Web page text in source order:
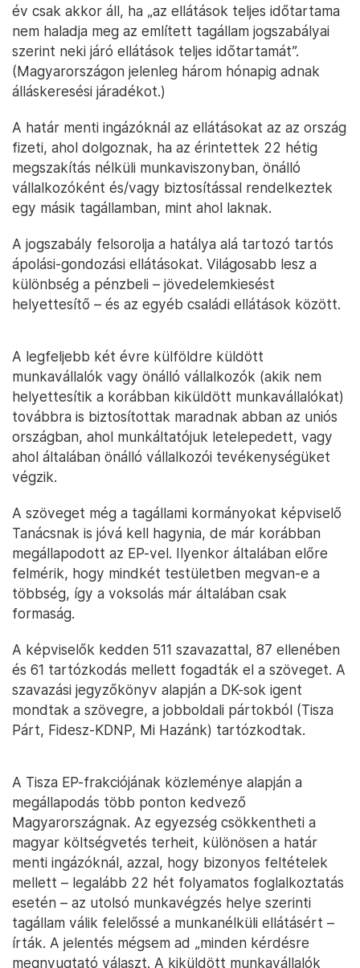
év csak akkor áll, ha „az ellátások teljes időtartama
nem haladja meg az említett tagállam jogszabályai
szerint neki járó ellátások teljes időtartamát”.
(Magyarországon jelenleg három hónapig adnak
álláskeresési járadékot.)
A határ menti ingázóknál az ellátásokat az az ország
fizeti, ahol dolgoznak, ha az érintettek 22 hétig
megszakítás nélküli munkaviszonyban, önálló
vállalkozóként és/vagy biztosítással rendelkeztek
egy másik tagállamban, mint ahol laknak.
A jogszabály felsorolja a hatálya alá tartozó tartós
ápolási-gondozási ellátásokat. Világosabb lesz a
különbség a pénzbeli – jövedelemkiesést
helyettesítő – és az egyéb családi ellátások között.
A legfeljebb két évre külföldre küldött
munkavállalók vagy önálló vállalkozók (akik nem
helyettesítik a korábban kiküldött munkavállalókat)
továbbra is biztosítottak maradnak abban az uniós
országban, ahol munkáltatójuk letelepedett, vagy
ahol általában önálló vállalkozói tevékenységüket
végzik.
A szöveget még a tagállami kormányokat képviselő
Tanácsnak is jóvá kell hagynia, de már korábban
megállapodott az EP-vel. Ilyenkor általában előre
felmérik, hogy mindkét testületben megvan-e a
többség, így a voksolás már általában csak
formaság.
A képviselők kedden 511 szavazattal, 87 ellenében
és 61 tartózkodás mellett fogadták el a szöveget. A
szavazási jegyzőkönyv alapján a DK-sok igent
mondtak a szövegre, a jobboldali pártokból (Tisza
Párt, Fidesz-KDNP, Mi Hazánk) tartózkodtak.
A Tisza EP-frakciójának közleménye alapján a
megállapodás több ponton kedvező
Magyarországnak. Az egyezség csökkentheti a
magyar költségvetés terheit, különösen a határ
menti ingázóknál, azzal, hogy bizonyos feltételek
mellett – legalább 22 hét folyamatos foglalkoztatás
esetén – az utolsó munkavégzés helye szerinti
tagállam válik felelőssé a munkanélküli ellátásért –
írták. A jelentés mégsem ad „minden kérdésre
megnyugtató választ. A kiküldött munkavállalók